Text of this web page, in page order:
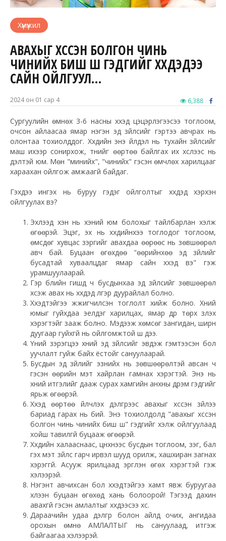
Хүмүүжил
АВАХЫГ ХҮССЭН БОЛГОН ЧИНЬ
ЧИНИЙХ БИШ ШҮҮ ГЭДГИЙГ ХҮҮХДЭДЭЭ
САЙН ОЙЛГУУЛ…
2024 он 01 сар 4 6,388
Сургуулийн өмнөх 3-6 насны хүүхэд цэцэрлэгээсээ тоглоом,
очсон айлаасаа ямар нэгэн эд зүйлсийг гэртээ авчрах нь
олонтаа тохиолддог. Хүүхдийн энэ үйлдэл нь тухайн зүйлсийг
маш ихээр сонирхож, түүнийг өөртөө байлгах их хүслээс нь
үүдэлтэй юм. Мөн "минийх", "чинийх" гэсэн өмчлөх харилцааг
хараахан ойлгож амжаагүй байдаг.
Гэхдээ ингэх нь буруу гэдэг ойлголтыг хүүхдэд хэрхэн
ойлгуулах вэ?
Эхлээд хэн нь хэний юм болохыг тайлбарлан хэлж
өгөөрэй. Эцэг, эх нь хүүхдийнхээ тоглодог тоглоом,
өмсдөг хувцас зэргийг авахдаа өөрөөс нь зөвшөөрөл
авч бай. Буцаан өгөхдөө "өөрийнхөө эд зүйлийг
бусадтай хуваалцдаг ямар сайн хүүхэд вэ" гэж
урамшуулаарай.
Гэр бүлийн гишүүд ч бусдынхаа эд зүйлсийг зөвшөөрөл
хүсэж авах нь хүүхдэд үлгэр дуурайлал болно.
Хүүхэдтэйгээ жүжигчилсэн тоглолт хийж болно. Хүний
юмыг гуйхдаа эелдэг харилцах, ямар дүр төрх үзүүлэх
хэрэгтэйг зааж болно. Мэдээж хөмсөг зангидан, ширүүн
дуугаар гуйхгүй нь ойлгомжтой шүү дээ.
Үүний зэрэгцээ хүний эд зүйлсийг эвдэж гэмтээсэн бол
уучлалт гуйж байх ёстойг сануулаарай.
Бусдын эд зүйлийг эзнийх нь зөвшөөрөлтэй авсан ч
гэсэн өөрийн мэт хайрлан гамнах хэрэгтэй. Энэ нь
хүний итгэлийг дааж сурах хамгийн анхны дүрэм гэдгийг
ярьж өгөөрэй.
Хүүхэд өөртөө үйлчлэх дэлгүүрээс авахыг хүссэн зүйлээ
бариад гарах нь бий. Энэ тохиолдолд "авахыг хүссэн
болгон чинь чинийх биш шүү" гэдгийг хэлж ойлгуулаад
хойш тавилгүй буцааж өгөөрэй.
Хүүхдийн халааснаас, цүнхнээс бусдын тоглоом, үзэг, бал
гэх мэт зүйлс гарч ирвэл шууд орилж, хашхиран загнах
хэрэггүй. Асууж ярилцаад эргүүлэн өгөх хэрэгтэй гэж
хэлээрэй.
Нэгэнт авчихсан бол хүүхэдтэйгээ хамт явж буруугаа
хүлээн буцаан өгөхөд хань болоорой! Тэгээд дахин
авахгүй гэсэн амлалтыг хүүхдээсээ хүс.
Дараачийн удаа дэлгүүр болон айлд очих, ангидаа
орохын өмнө АМЛАЛТЫГ нь сануулаад, итгэж
байгаагаа хэлээрэй.